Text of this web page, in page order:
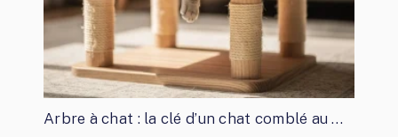
Arbre à chat : la clé d’un chat comblé au …